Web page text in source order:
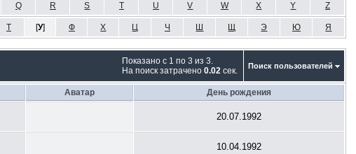
Q R S T U V W X Y Z
Т [У] Ф Х Ц Ч Ш Щ Э Ю Я
Показано с 1 по 3 из 3.
На поиск затрачено0.02 сек. Поиск пользователей
Аватар День рождения
20.07.1992
10.04.1992